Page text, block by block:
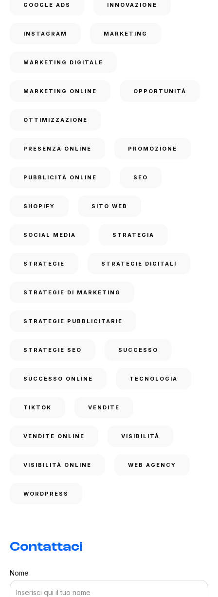
GOOGLE ADS INNOVAZIONE
INSTAGRAM MARKETING
MARKETING DIGITALE
MARKETING ONLINE OPPORTUNITÀ
OTTIMIZZAZIONE
PRESENZA ONLINE PROMOZIONE
PUBBLICITÀ ONLINE SEO
SHOPIFY SITO WEB
SOCIAL MEDIA STRATEGIA
STRATEGIE STRATEGIE DIGITALI
STRATEGIE DI MARKETING
STRATEGIE PUBBLICITARIE
STRATEGIE SEO SUCCESSO
SUCCESSO ONLINE TECNOLOGIA
TIKTOK VENDITE
VENDITE ONLINE VISIBILITÀ
VISIBILITÀ ONLINE WEB AGENCY
WORDPRESS
Contattaci
Nome